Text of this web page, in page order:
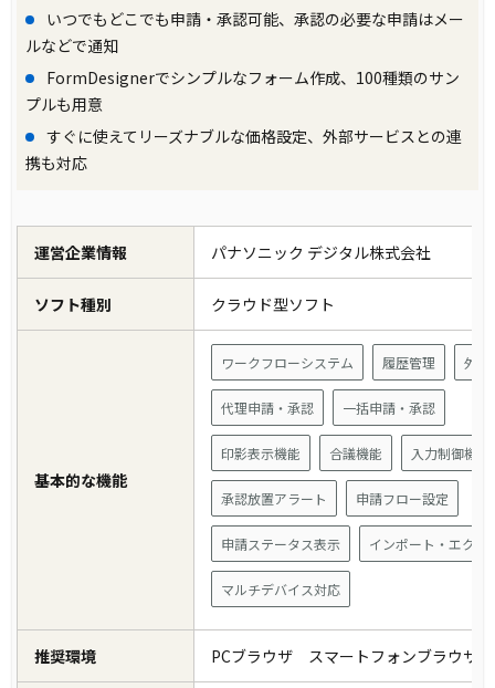
いつでもどこでも申請・承認可能、承認の必要な申請はメー
ルなどで通知
FormDesignerでシンプルなフォーム作成、100種類のサン
プルも用意
すぐに使えてリーズナブルな価格設定、外部サービスとの連
携も対応
運営企業情報 パナソニック デジタル株式会社
ソフト種別 クラウド型ソフト
基本的な機能
ワークフローシステム 履歴管理 外部
代理申請・承認 一括申請・承認
印影表示機能 合議機能 入力制御機能
承認放置アラート 申請フロー設定
申請ステータス表示 インポート・エクス
マルチデバイス対応
推奨環境 PCブラウザ スマートフォンブラウザ